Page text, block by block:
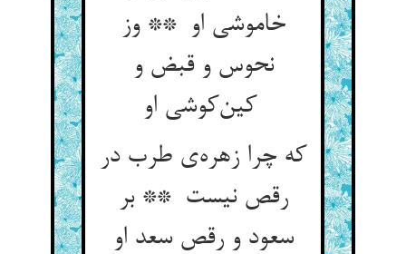
خاموشی او ** وز
نحوس و قبض و
کین‌کوشی او
که چرا زهره‌ی طرب در
رقص نیست ** بر
سعود و رقص سعد او